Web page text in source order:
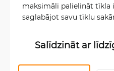
maksimāli palielināt tīkla
saglabājot savu tīklu
Salīdzināt ar